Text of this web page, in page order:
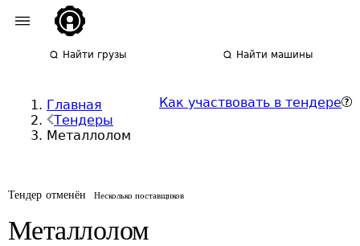
Найти грузы Найти машины
Главная
Тендеры
Металлолом
Как участвовать в тендере
Тендер отменён Несколько поставщиков
Металлолом